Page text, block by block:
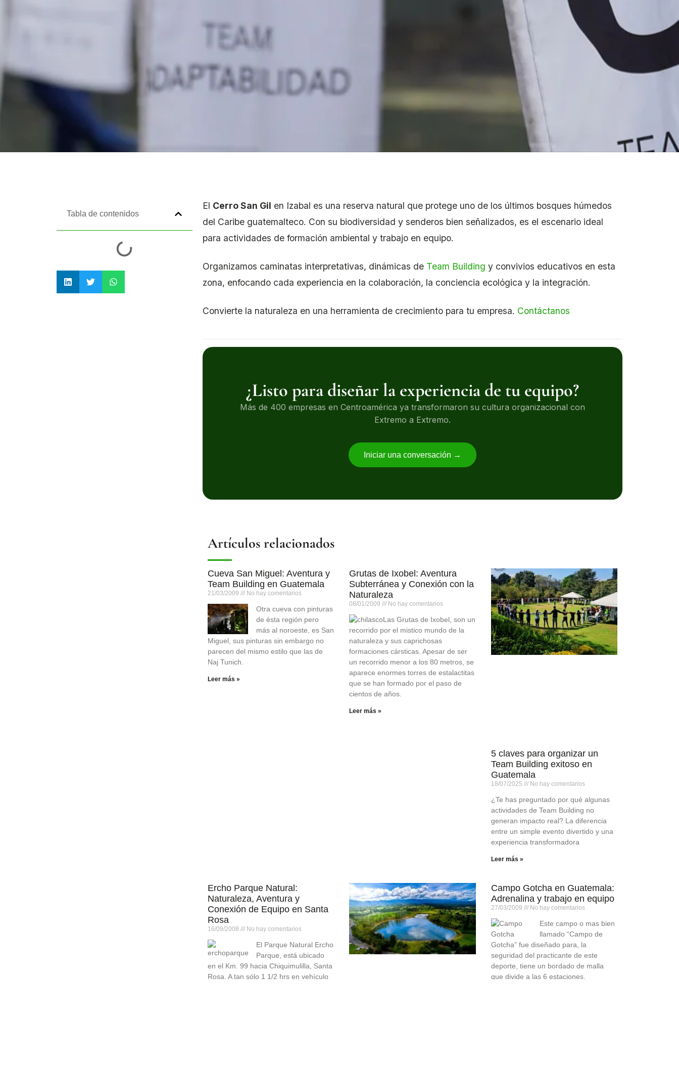
Tabla de contenidos
El Cerro San Gil en Izabal es una reserva natural que protege uno de los últimos bosques húmedos
del Caribe guatemalteco. Con su biodiversidad y senderos bien señalizados, es el escenario ideal
para actividades de formación ambiental y trabajo en equipo.
Organizamos caminatas interpretativas, dinámicas de Team Building y convivios educativos en esta
zona, enfocando cada experiencia en la colaboración, la conciencia ecológica y la integración.
Convierte la naturaleza en una herramienta de crecimiento para tu empresa. Contáctanos
¿Listo para diseñar la experiencia de tu equipo?
Más de 400 empresas en Centroamérica ya transformaron su cultura organizacional con
Extremo a Extremo.
Iniciar una conversación →
Artículos relacionados
Cueva San Miguel: Aventura y
Team Building en Guatemala
21/03/2009 No hay comentarios
Otra cueva con pinturas
de ésta región pero
más al noroeste, es San
Miguel, sus pinturas sin embargo no
parecen del mismo estilo que las de
Naj Tunich.
Leer más »
Grutas de Ixobel: Aventura
Subterránea y Conexión con la
Naturaleza
08/01/2009 No hay comentarios
Las Grutas de Ixobel, son un
recorrido por el mistico mundo de la
naturaleza y sus caprichosas
formaciones cársticas. Apesar de ser
un recorrido menor a los 80 metros, se
aparece enormes torres de estalactitas
que se han formado por el paso de
cientos de años.
Leer más »
5 claves para organizar un
Team Building exitoso en
Guatemala
18/07/2025 No hay comentarios
¿Te has preguntado por qué algunas
actividades de Team Building no
generan impacto real? La diferencia
entre un simple evento divertido y una
experiencia transformadora
Leer más »
Ercho Parque Natural:
Naturaleza, Aventura y
Conexión de Equipo en Santa
Rosa
16/09/2008 No hay comentarios
El Parque Natural Ercho
Parque, está ubicado
en el Km. 99 hacia Chiquimulilla, Santa
Rosa. A tan sólo 1 1/2 hrs en vehículo
Campo Gotcha en Guatemala:
Adrenalina y trabajo en equipo
27/03/2009 No hay comentarios
Este campo o mas bien
llamado “Campo de
Gotcha” fue diseñado para, la
seguridad del practicante de este
deporte, tiene un bordado de malla
que divide a las 6 estaciones.